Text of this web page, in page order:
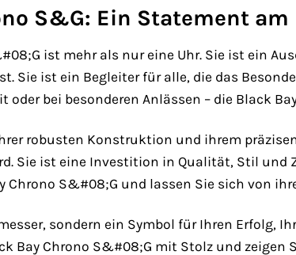
S&G: Ein Statement
ist mehr als nur eine Uhr. Sie ist ein
Sie ist ein Begleiter für alle, die das
oder bei besonderen Anlässen – die Black
robusten Konstruktion und ihrem
Sie ist eine Investition in Qualität, Stil und
Chrono S&#08;G und lassen Sie sich von
sondern ein Symbol für Ihren Erfolg,
Bay Chrono S&#08;G mit Stolz und zeigen